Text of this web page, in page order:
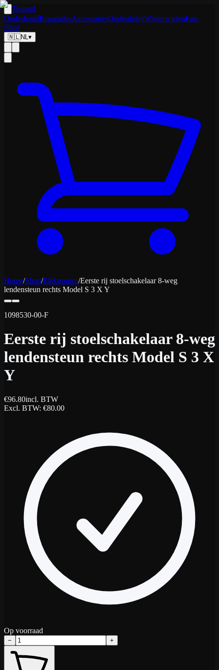
Tesland
OnderhoudReparatiesAccessoiresOnderdelenWinterwielenFan-
Shop
🇳🇱NL▾
Home/Shop/Elektronica/Eerste rij stoelschakelaar 8-weg
lendensteun rechts Model S 3 X Y
1098530-00-F
Eerste rij stoelschakelaar 8-weg
lendensteun rechts Model S 3 X
Y
€96.80incl. BTW
Excl. BTW: €80.00
Op voorraad
− +